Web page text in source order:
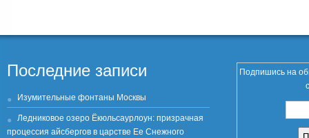
Последние записи
Изумительные фонтаны Москвы
Ледниковое озеро Ёкюльсаурлоун: призрачная
процессия айсбергов в царстве Ее Снежного
Подпишись на